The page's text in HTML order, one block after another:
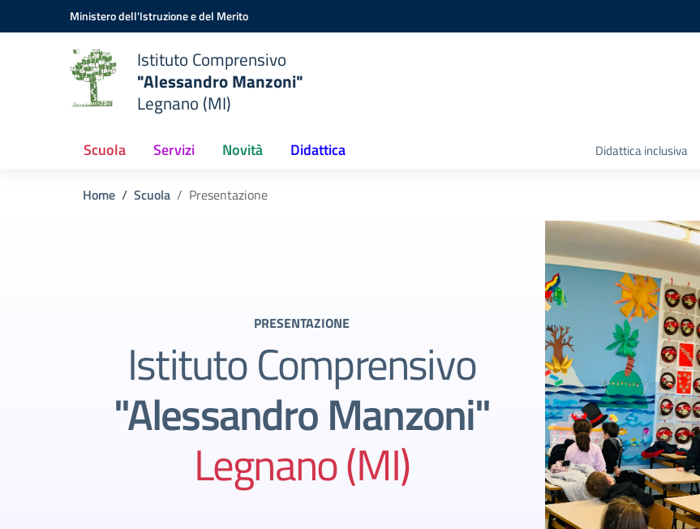
Vai ai contenuti
Vai al menu di navigazioneMinistero dell'Istruzione e del Merito
Istituto Comprensivo
"Alessandro Manzoni"
Legnano (MI)
Scuola Servizi Novità Didattica Didattica inclusiva
Home Scuola Presentazione
PRESENTAZIONE
Istituto Comprensivo
"Alessandro Manzoni"
Legnano (MI)